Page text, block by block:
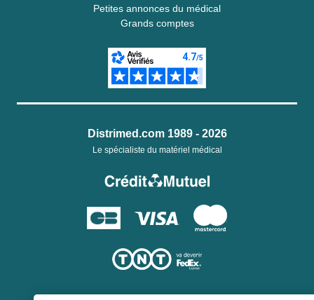
Petites annonces du médical
Grands comptes
Distrimed.com 1989 - 2026
Le spécialiste du matériel médical